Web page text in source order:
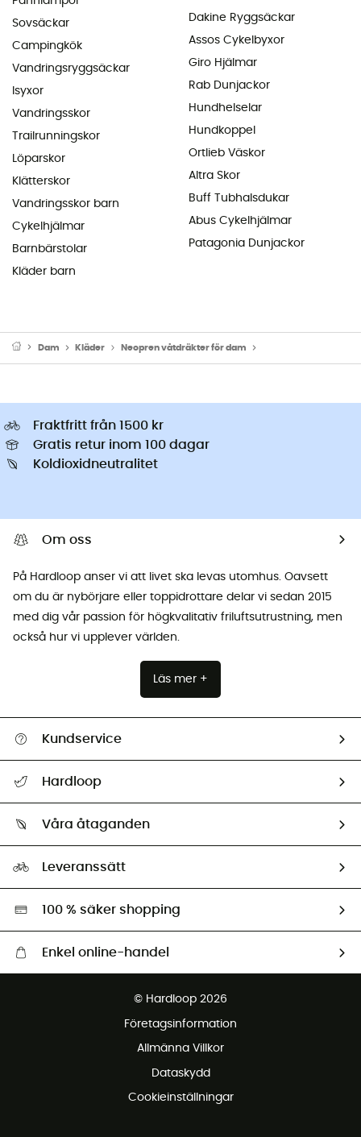
Sovsäckar
Campingkök
Vandringsryggsäckar
Isyxor
Vandringsskor
Trailrunningskor
Löparskor
Klätterskor
Vandringsskor barn
Cykelhjälmar
Barnbärstolar
Kläder barn
Dakine Ryggsäckar
Assos Cykelbyxor
Giro Hjälmar
Rab Dunjackor
Hundhelselar
Hundkoppel
Ortlieb Väskor
Altra Skor
Buff Tubhalsdukar
Abus Cykelhjälmar
Patagonia Dunjackor
Dam Kläder Neopren våtdräkter för dam
Fraktfritt från 1500 kr
Gratis retur inom 100 dagar
Koldioxidneutralitet
Om oss
På Hardloop anser vi att livet ska levas utomhus. Oavsett
om du är nybörjare eller toppidrottare delar vi sedan 2015
med dig vår passion för högkvalitativ friluftsutrustning, men
också hur vi upplever världen.
Läs mer +
Kundservice
Retur & återbetalning
Hardloop
Ambassadörer
Våra åtaganden
Miljöanpassat urval
Leveranssätt
100 % säker shopping
Enkel online-handel
© Hardloop 2026
Företagsinformation
Allmänna Villkor
Dataskydd
Cookieinställningar